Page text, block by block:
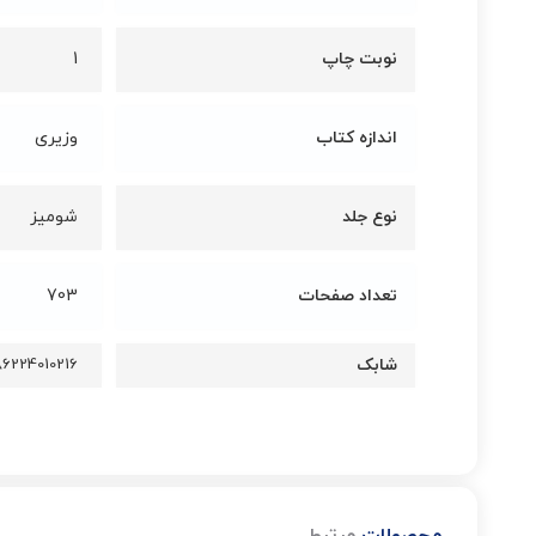
نوبت چاپ 1
اندازه کتاب وزیری
نوع جلد شومیز
تعداد صفحات 703
شابک